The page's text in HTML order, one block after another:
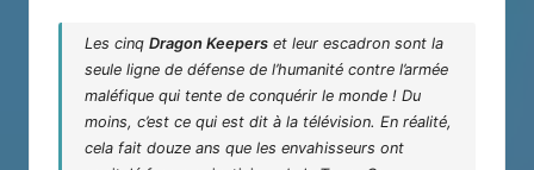
Les cinqDragon Keepers et leur escadron sont la
seule ligne de défense de l’humanité contre l’armée
maléfique qui tente de conquérir le monde ! Du
moins, c’est ce qui est dit à la télévision. En réalité,
cela fait douze ans que les envahisseurs ont